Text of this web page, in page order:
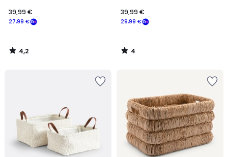
27,99 €
39,99 €
4,2
/
29,99 €
39,99 €
4
/